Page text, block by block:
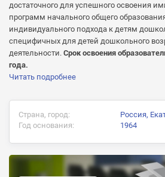
достаточного для успешного освоения
программ начального общего
индивидуального подхода к детям
специфичных для детей дошкольного
деятельности. Срок освоения
года.
Читать подробнее
Страна, город:
Россия,
Год основания:
1964
Предыдущие названия: